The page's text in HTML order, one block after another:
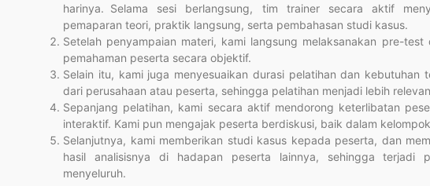
harinya. Selama sesi berlangsung, tim trainer secara aktif
pemaparan teori, praktik langsung, serta pembahasan studi kasus.
Setelah penyampaian materi, kami langsung melaksanakan pre-
pemahaman peserta secara objektif.
Selain itu, kami juga menyesuaikan durasi pelatihan dan kebutuhan
dari perusahaan atau peserta, sehingga pelatihan menjadi lebih
Sepanjang pelatihan, kami secara aktif mendorong keterlibatan
interaktif. Kami pun mengajak peserta berdiskusi, baik dalam
Selanjutnya, kami memberikan studi kasus kepada peserta, dan
hasil analisisnya di hadapan peserta lainnya, sehingga terjadi
menyeluruh.